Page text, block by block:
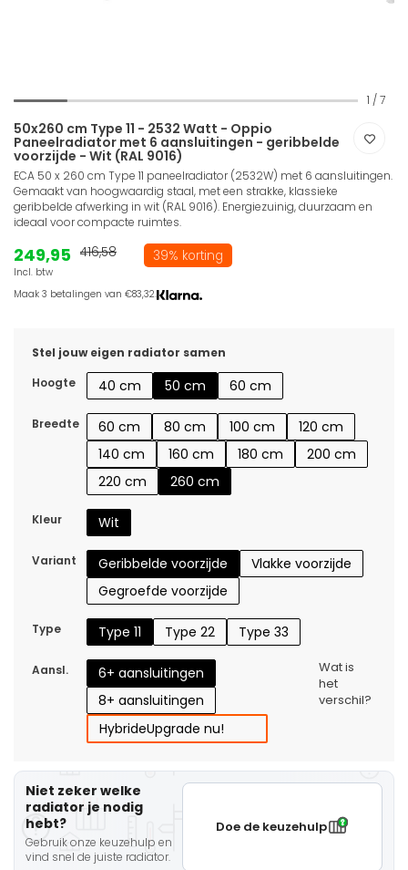
1 / 7
50x260 cm Type 11 - 2532 Watt - Oppio
Paneelradiator met 6 aansluitingen - geribbelde
voorzijde - Wit (RAL 9016)
ECA 50 x 260 cm Type 11 paneelradiator (2532W) met 6 aansluitingen.
Gemaakt van hoogwaardig staal, met een strakke, klassieke
geribbelde afwerking in wit (RAL 9016). Energiezuinig, duurzaam en
ideaal voor compacte ruimtes.
249,95
Incl. btw
416,58 39% korting
Maak 3 betalingen van €83,32.
Stel jouw eigen radiator samen
Hoogte
40 cm 50 cm 60 cm
Breedte 60 cm 80 cm 100 cm
120 cm
140 cm
160 cm 180 cm
200 cm
220 cm
260 cm
Kleur Wit
Variant Geribbelde voorzijde
Vlakke voorzijde
Gegroefde voorzijde
Type Type 11 Type 22 Type 33
Aansl.
6+ aansluitingen
8+ aansluitingen
HybrideUpgrade nu!
Wat is
het
verschil?
Niet zeker welke
radiator je nodig
hebt?
Gebruik onze keuzehulp en
vind snel de juiste radiator.
Doe de keuzehulp